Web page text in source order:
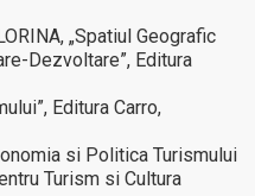
„Spatiul Geografic
Dezvoltare”, Editura
Editura Carro,
si Politica Turismului
Turism si Cultura